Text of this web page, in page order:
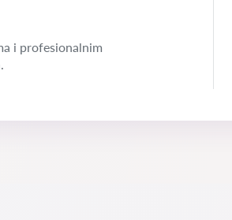
i profesionalnim